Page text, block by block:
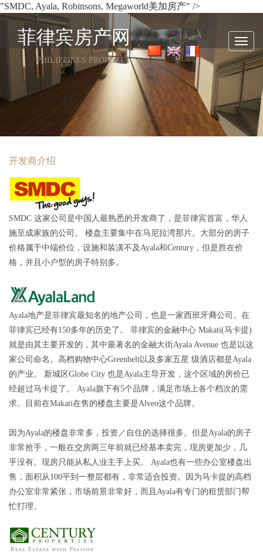
"SMDC, Ayala, Robinsons, Megaworld美加房产" />
菲律宾房产网
PHILIPPINES PROPERTY
开发商介绍
SMDC 这家公司是中国人最熟悉的开发商了，是菲律宾首富，华人
施至成家族的公司。 楼盘主要集中在马尼拉湾那片。大部分的房子
价格属于中端价位，设施和装潢不及Ayala和Century，但是胜在价
格，并且小户型的房子特别多。
Ayala地产是菲律宾最知名的地产公司，也是一家西班牙裔公司。在
菲律宾已经有150多年的历史了。 菲律宾的金融中心 Makati(马卡提)
就是由其主要开发的，其中最著名的金融大街Ayala Avenue 也是以这
家公司命名。高档购物中心Greenbelt以及多家五星 级酒店都是Ayala
的产业。 新城区Globe City 也是Ayala主导开发，这个区域的房价已
经超过马卡提了。 Ayala旗下有5个品牌，满足市场上各个档次的需
求。目前在Makati在售的楼盘主要是Alveo这个品牌。
因为Ayala的楼盘非常多，投资／自住的选择很多。但是Ayala的房子
非常抢手，一般在交房两三年前就已经基本卖完，现房更加少，几
乎没有。现房只能从私人业主手上买。 Ayala也有一些办公室楼盘出
售，面积从100平到一整层都有，非常适合投资。因为马卡提的高档
办公室非常紧张，市场前景非常好，而且Ayala有专门的租赁部门帮
忙打理。